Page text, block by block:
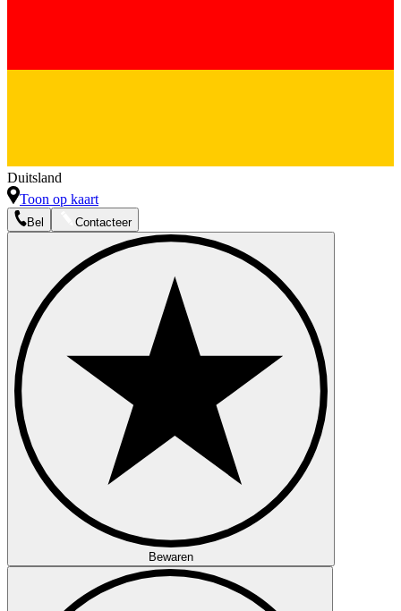
Duitsland
Toon op kaart
Bel Contacteer
Bewaren